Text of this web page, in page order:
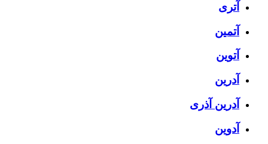
آتری
آتمین
آتوین
آدرین
آدرین آذری
آدوین